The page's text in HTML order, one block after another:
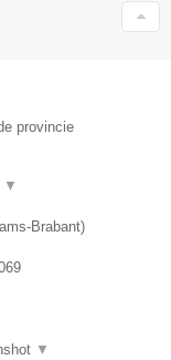
provincie
▼
Brabant)
▼